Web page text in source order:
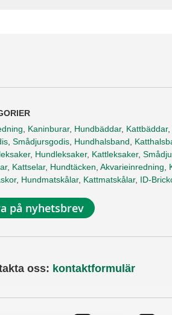
Kaninburar, Hundbäddar, Kattbäddar,
Smådjursgodis Hundhalsband
, Hundleksaker, Kattleksaker,
, Kattselar, Hundtäcken Akvarieinredning
, Hundmatskålar, Kattmatskålar, ID-
på nyhetsbrev
oss: kontaktformulär